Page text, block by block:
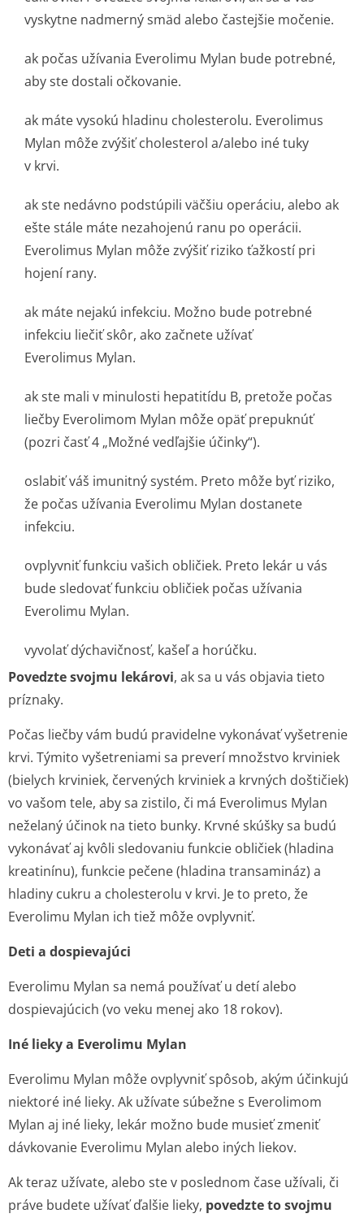
vyskytne nadmerný smäd alebo častejšie močenie.
ak počas užívania Everolimu Mylan bude potrebné,
aby ste dostali očkovanie.
ak máte vysokú hladinu cholesterolu. Everolimus
Mylan môže zvýšiť cholesterol a/alebo iné tuky
v krvi.
ak ste nedávno podstúpili väčšiu operáciu, alebo ak
ešte stále máte nezahojenú ranu po operácii.
Everolimus Mylan môže zvýšiť riziko ťažkostí pri
hojení rany.
ak máte nejakú infekciu. Možno bude potrebné
infekciu liečiť skôr, ako začnete užívať
Everolimus Mylan.
ak ste mali v minulosti hepatitídu B, pretože počas
liečby Everolimom Mylan môže opäť prepuknúť
(pozri časť 4 „Možné vedľajšie účinky“).
oslabiť váš imunitný systém. Preto môže byť riziko,
že počas užívania Everolimu Mylan dostanete
infekciu.
ovplyvniť funkciu vašich obličiek. Preto lekár u vás
bude sledovať funkciu obličiek počas užívania
Everolimu Mylan.
vyvolať dýchavičnosť, kašeľ a horúčku.
Povedzte svojmu lekárovi, ak sa u vás objavia tieto
príznaky.
Počas liečby vám budú pravidelne vykonávať vyšetrenie
krvi. Týmito vyšetreniami sa preverí množstvo krviniek
(bielych krviniek, červených krviniek a krvných doštičiek)
vo vašom tele, aby sa zistilo, či má Everolimus Mylan
neželaný účinok na tieto bunky. Krvné skúšky sa budú
vykonávať aj kvôli sledovaniu funkcie obličiek (hladina
kreatinínu), funkcie pečene (hladina transamináz) a
hladiny cukru a cholesterolu v krvi. Je to preto, že
Everolimu Mylan ich tiež môže ovplyvniť.
Deti a dospievajúci
Everolimu Mylan sa nemá používať u detí alebo
dospievajúcich (vo veku menej ako 18 rokov).
Iné lieky a Everolimu Mylan
Everolimu Mylan môže ovplyvniť spôsob, akým účinkujú
niektoré iné lieky. Ak užívate súbežne s Everolimom
Mylan aj iné lieky, lekár možno bude musieť zmeniť
dávkovanie Everolimu Mylan alebo iných liekov.
Ak teraz užívate, alebo ste v poslednom čase užívali, či
práve budete užívať ďalšie lieky, povedzte to svojmu